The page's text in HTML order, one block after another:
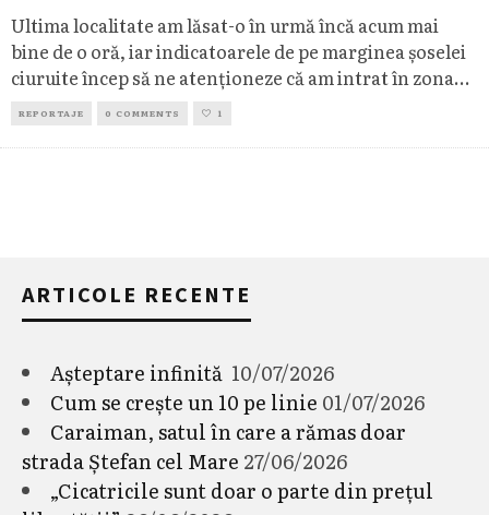
Ultima localitate am lăsat-o în urmă încă acum mai
bine de o oră, iar indicatoarele de pe marginea șoselei
ciuruite încep să ne atenționeze că am intrat în zona...
REPORTAJE 0 COMMENTS 1
ARTICOLE RECENTE
Așteptare infinită 10/07/2026
Cum se crește un 10 pe linie 01/07/2026
Caraiman, satul în care a rămas doar
strada Ștefan cel Mare 27/06/2026
„Cicatricile sunt doar o parte din prețul